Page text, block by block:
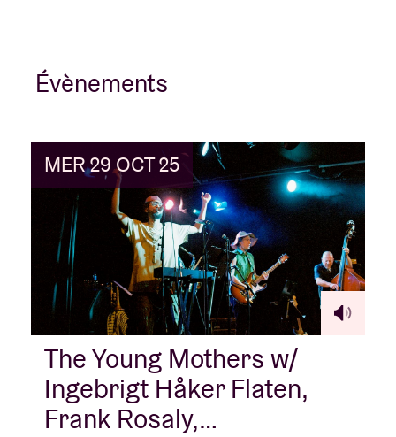
Évènements
MER 29 OCT 25
The Young Mothers w/
Ingebrigt Håker Flaten,
Frank Rosaly,…